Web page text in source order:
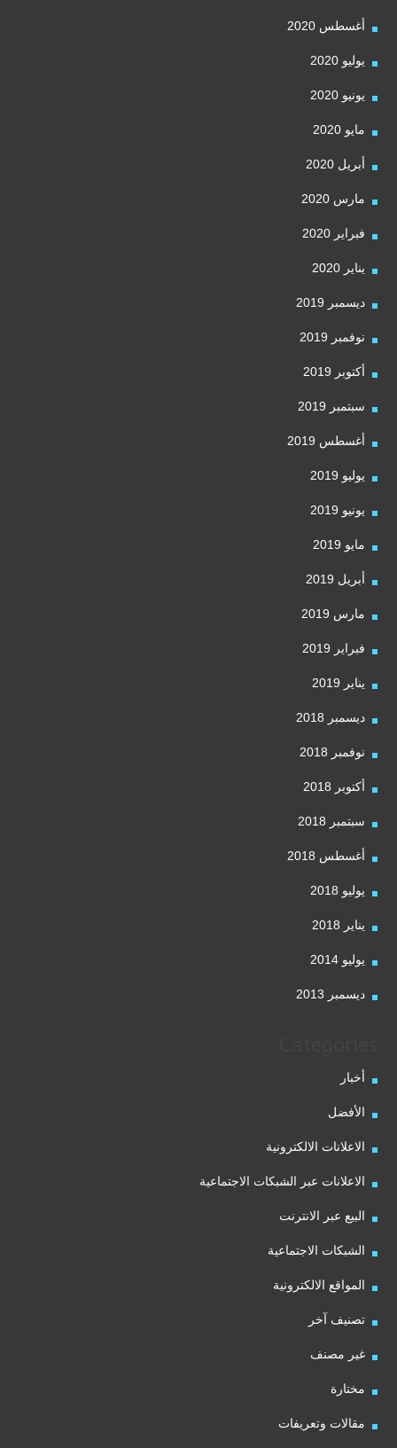
أغسطس 2020
يوليو 2020
يونيو 2020
مايو 2020
أبريل 2020
مارس 2020
فبراير 2020
يناير 2020
ديسمبر 2019
نوفمبر 2019
أكتوبر 2019
سبتمبر 2019
أغسطس 2019
يوليو 2019
يونيو 2019
مايو 2019
أبريل 2019
مارس 2019
فبراير 2019
يناير 2019
ديسمبر 2018
نوفمبر 2018
أكتوبر 2018
سبتمبر 2018
أغسطس 2018
يوليو 2018
يناير 2018
يوليو 2014
ديسمبر 2013
أخبار
الأفضل
الاعلانات الالكترونية
الاعلانات عبر الشبكات الاجتماعية
البيع عبر الانترنت
الشبكات الاجتماعية
المواقع الالكترونية
تصنيف آخر
غير مصنف
مختارة
مقالات وتعريفات